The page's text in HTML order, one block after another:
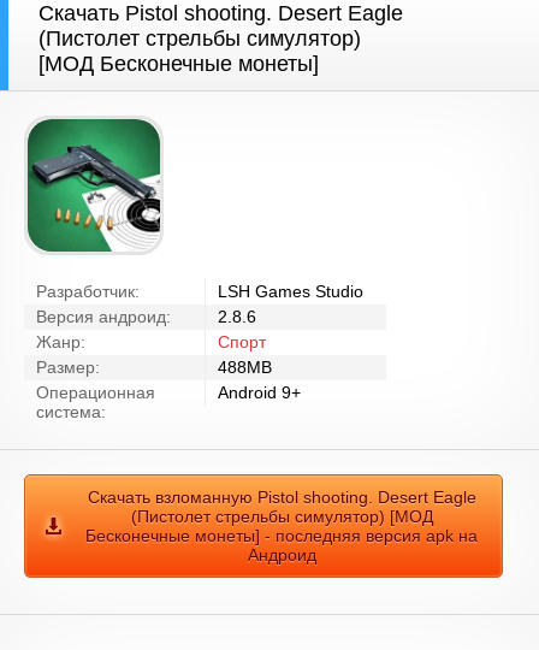
Скачать Pistol shooting. Desert Eagle
(Пистолет стрельбы симулятор)
[МОД Бесконечные монеты]
Разработчик:
LSH Games Studio
Версия андроид:
2.8.6
Жанр:
Спорт
Размер:
488MB
Операционная
система:
Android 9+
Скачать взломанную Pistol shooting. Desert Eagle
(Пистолет стрельбы симулятор) [МОД
Бесконечные монеты] - последняя версия apk на
Андроид